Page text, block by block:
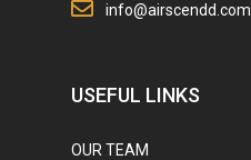
info@airscendd.com
USEFUL LINKS
OUR TEAM